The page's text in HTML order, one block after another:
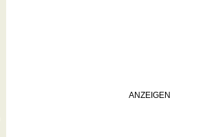
ANZEIGEN